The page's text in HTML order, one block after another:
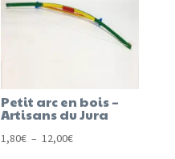
Petit arc en bois –
Artisans du Jura
1,80€ – 12,00€Plage